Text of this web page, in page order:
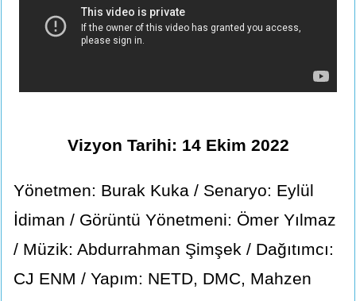
Vizyon Tarihi: 14 Ekim 2022
Yönetmen: Burak Kuka / Senaryo: Eylül
İdiman / Görüntü Yönetmeni: Ömer Yılmaz
/ Müzik: Abdurrahman Şimşek / Dağıtımcı:
CJ ENM / Yapım: NETD, DMC, Mahzen